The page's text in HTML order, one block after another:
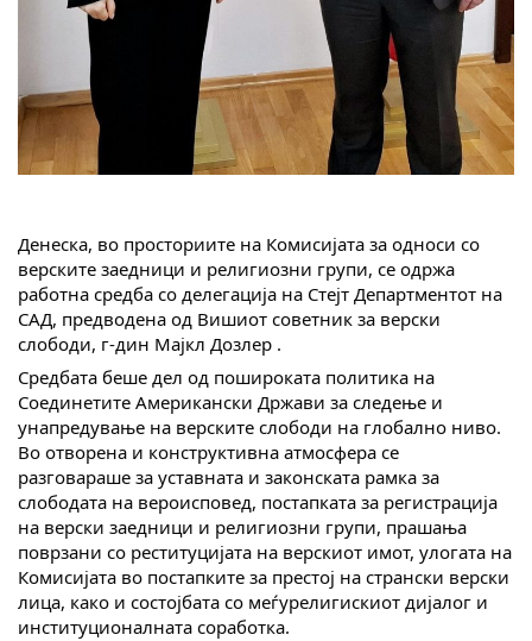
Денеска, во просториите на Комисијата за односи со
верските заедници и религиозни групи, се одржа
работна средба со делегација на Стејт Департментот на
САД, предводена од Вишиот советник за верски
слободи, г-дин Мајкл Дозлер .
Средбата беше дел од пошироката политика на
Соединетите Американски Држави за следење и
унапредување на верските слободи на глобално ниво.
Во отворена и конструктивна атмосфера се
разговараше за уставната и законската рамка за
слободата на вероисповед, постапката за регистрација
на верски заедници и религиозни групи, прашања
поврзани со реституцијата на верскиот имот, улогата на
Комисијата во постапките за престој на странски верски
лица, како и состојбата со меѓурелигискиот дијалог и
институционалната соработка.